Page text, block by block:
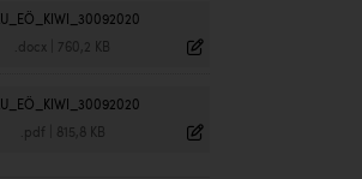
.docx 760,2 KB
.pdf 815,8 KB